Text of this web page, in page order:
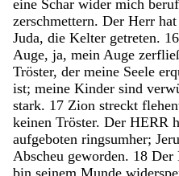
eine Schar wider mich
zerschmettern. Der Herr hat
Juda, die Kelter getreten. 16
Auge, ja, mein Auge
Tröster, der meine Seele
ist; meine Kinder sind
stark. 17 Zion streckt
keinen Tröster. Der HERR
aufgeboten ringsumher;
Abscheu geworden. 18 Der
bin seinem Munde